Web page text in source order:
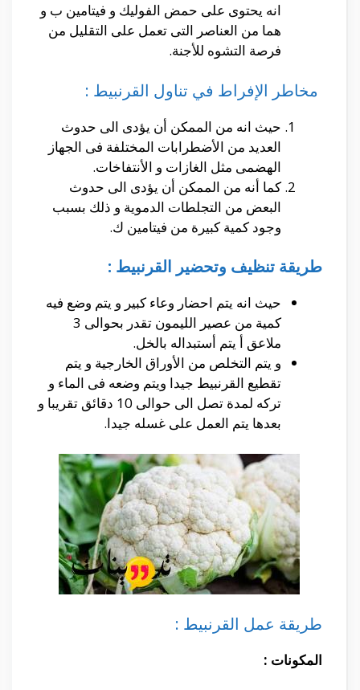
انه يحتوى على حمض الفوليك و فيتامين ب و
هما من العناصر التى تعمل على التقليل من
فرصة التشوه للأجنة.
مخاطر الإفراط في تناول القرنبيط :
حيث انه من الممكن أن يؤدى الى حدوث
العديد من الأضطرابات المختلفة فى الجهاز
الهضمى مثل الغازات و الأنتفاخات.
كما أنه من الممكن أن يؤدى الى حدوث
البعض من التجلطات الدموية و ذلك بسبب
وجود كمية كبيرة من فيتامين ك.
طريقة تنظيف وتحضير القرنبيط :
حيث انه يتم احضار وعاء كبير و يتم وضع فيه
كمية من عصير الليمون تقدر بحوالى 3
ملاعق أ يتم أستبداله بالخل.
و يتم التخلص من الأوراق الخارجية و يتم
تقطيع القرنبيط جيدا ويتم وضعه فى الماء و
تركه لمدة تصل الى حوالى 10 دقائق تقريبا و
بعدها يتم العمل على غسله جيدا.
طريقة عمل القرنبيط :
المكونات :